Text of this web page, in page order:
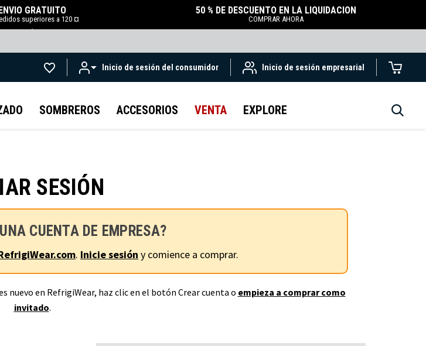
GRATUITO
superiores a 120 ¤
.
50 % DE DESCUENTO EN LA LIQUIDACIÓN
COMPRAR AHORA
Inicio de sesión del consumidor Inicio de sesión empresarial
SOMBREROS ACCESORIOS VENTA EXPLORE
SESIÓN
CUENTA DE EMPRESA?
. Inicie sesión y comience a comprar.
nuevo en RefrigiWear, haz clic en el botón Crear cuenta o empieza a comprar como
invitado.